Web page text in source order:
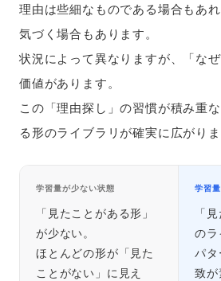
理由は些細なものである場合もあ
気づく場合もあります。
状況によって異なりますが、「な
価値があります。
この「理由探し」の習慣が積み重
る形のライブラリが確実に広がりま
学習量が少ない状態
「見たことがある形」
が少ない。
ほとんどの形が「見た
ことがない」に見え
学習
「
のラ
パタ
致が